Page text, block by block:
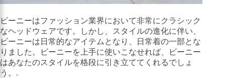
ビーニーはファッション業界において非常にクラシック
なヘッドウェアです。しかし、スタイルの進化に伴い、
ビーニーは日常的なアイテムとなり、日常着の一部とな
りました。ビーニーを上手に使いこなせれば、ビーニー
はあなたのスタイルを格段に引き立ててくれるでしょ
う。.